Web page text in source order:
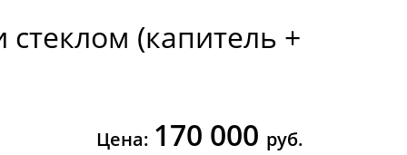
С выдавленным рисунком
(капитель +
Цена: 170 000 руб.